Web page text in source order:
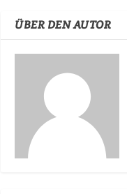
ÜBER DEN AUTOR